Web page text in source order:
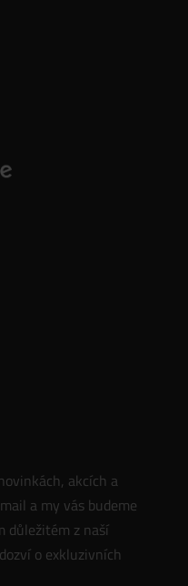
akcích a
a my vás budeme
důležitém z naší
o exkluzivních